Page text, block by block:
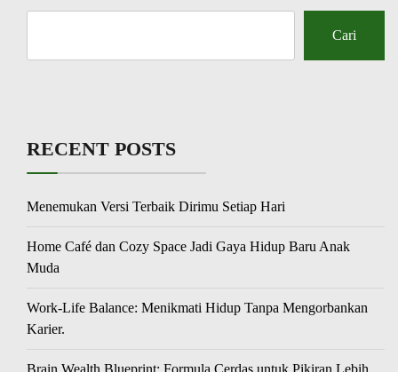
Cari
RECENT POSTS
Menemukan Versi Terbaik Dirimu Setiap Hari
Home Café dan Cozy Space Jadi Gaya Hidup Baru Anak
Muda
Work-Life Balance: Menikmati Hidup Tanpa Mengorbankan
Karier.
Brain Wealth Blueprint: Formula Cerdas untuk Pikiran Lebih